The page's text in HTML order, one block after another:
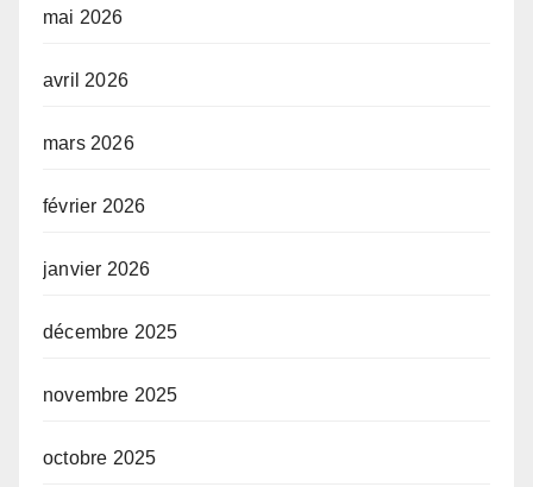
mai 2026
avril 2026
mars 2026
février 2026
janvier 2026
décembre 2025
novembre 2025
octobre 2025